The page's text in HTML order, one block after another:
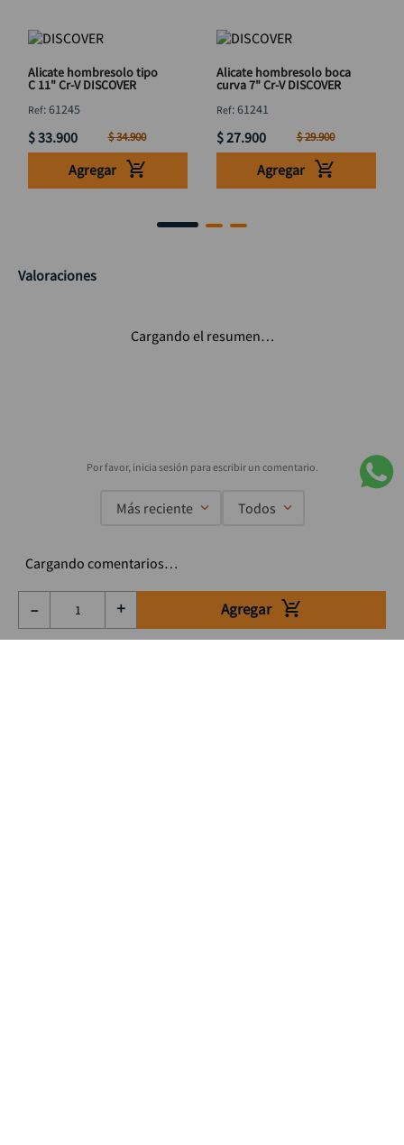
＋
－ Agregar
Alicate hombresolo tipo
C 11" Cr-V DISCOVER
:61245
$33.900 $34.900
Agregar
Alicate hombresolo boca
curva 7" Cr-V DISCOVER
:61241
$27.900 $29.900
Agregar
Valoraciones
Cargando el resumen…
Más reciente Todos
Cargando comentarios…